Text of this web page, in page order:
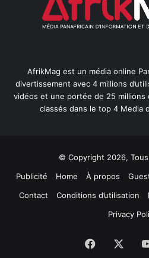
AfrikMag est un média online
divertissement avec 4 millions
vidéos et une portée de 25 millions
classés dans le top 4 Media
© Copyright 2026,
Publicité
Home À propos
Contact
Conditions d’utilisation
Privacy
Facebook